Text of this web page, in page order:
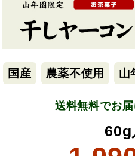
国産 農薬不使用 山
送料無料でお届
60g